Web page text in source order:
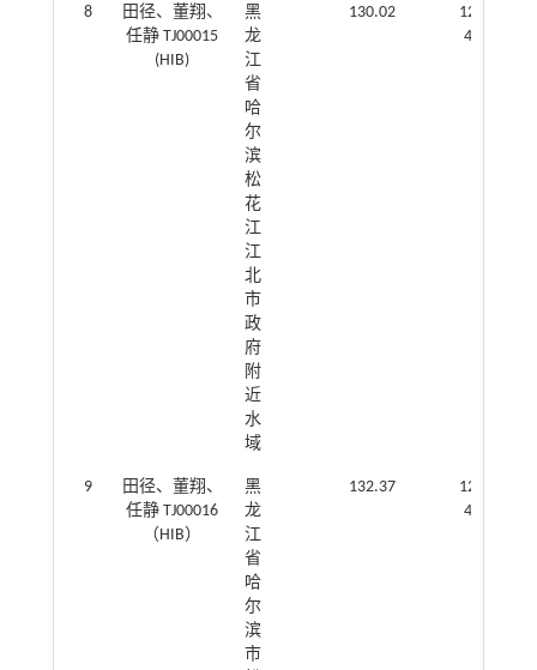
8
田径、董翔、
任静 TJ00015
(HIB)
黑
龙
江
省
哈
尔
滨
松
花
江
江
北
市
政
府
附
近
水
域
130.02
9
田径、董翔、
任静 TJ00016
（HIB）
黑
龙
江
省
哈
尔
滨
市
132.37